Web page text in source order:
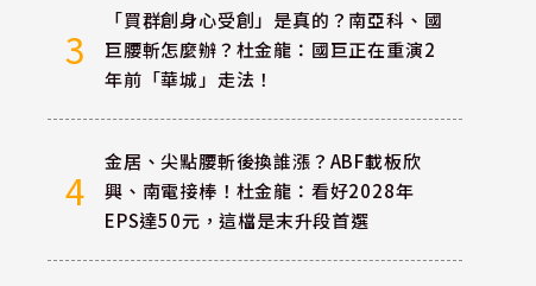
3
「買群創身心受創」是真的？南亞科、國
巨腰斬怎麼辦？杜金龍：國巨正在重演2
年前「華城」走法！
4
金居、尖點腰斬後換誰漲？ABF載板欣
興、南電接棒！杜金龍：看好2028年
EPS達50元，這檔是末升段首選